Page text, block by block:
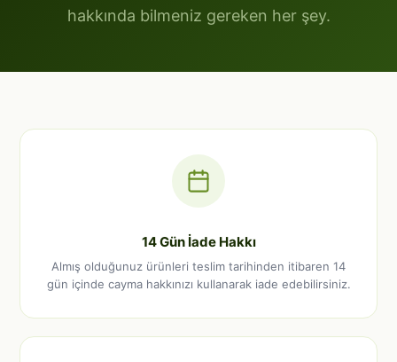
hakkında bilmeniz gereken her şey.
14 Gün İade Hakkı
Almış olduğunuz ürünleri teslim tarihinden itibaren 14
gün içinde cayma hakkınızı kullanarak iade edebilirsiniz.